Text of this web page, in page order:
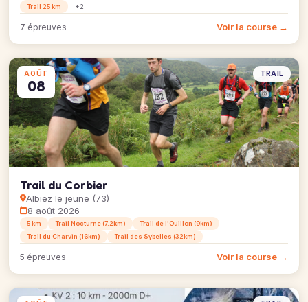
Trail 25 km
+2
7 épreuves Voir la course →
AOÛT
08
TRAIL
Trail du Corbier
Albiez le jeune (73)
8 août 2026
5 km Trail Nocturne (7.2km)
Trail de l'Ouillon (9km)
Trail du Charvin (16km)
Trail des Sybelles (32km)
5 épreuves Voir la course →